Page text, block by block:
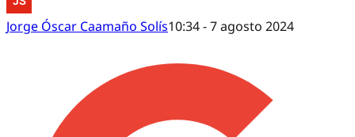
Jorge Óscar Caamaño Solís10:34 - 7 agosto 2024